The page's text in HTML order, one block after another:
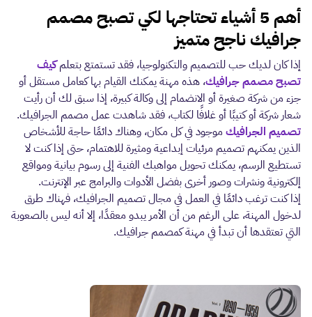
أهم 5 أشياء تحتاجها لكي تصبح مصمم
جرافيك ناجح متميز
إذا كان لديك حب للتصميم والتكنولوجيا، فقد تستمتع بتعلمكيف
تصبح مصمم جرافيك، هذه مهنة يمكنك القيام بها كعامل مستقل أو
جزء من شركة صغيرة أو الانضمام إلى وكالة كبيرة، إذا سبق لك أن رأيت
شعار شركة أو كتيبًا أو غلافًا لكتاب، فقد شاهدت عمل مصمم الجرافيك.
تصميم الجرافيك موجود في كل مكان، وهناك دائمًا حاجة للأشخاص
الذين يمكنهم تصميم مرئيات إبداعية ومثيرة للاهتمام، حتى إذا كنت لا
تستطيع الرسم، يمكنك تحويل مواهبك الفنية إلى رسوم بيانية ومواقع
إلكترونية ونشرات وصور أخرى بفضل الأدوات والبرامج عبر الإنترنت.
إذا كنت ترغب دائمًا في العمل في مجال تصميم الجرافيك، فهناك طرق
لدخول المهنة، على الرغم من أن الأمر يبدو معقدًا، إلا أنه ليس بالصعوبة
التي تعتقدها أن تبدأ في مهنة كمصمم جرافيك.